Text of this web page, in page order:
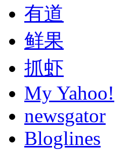
有道
鲜果
抓虾
My Yahoo!
newsgator
Bloglines